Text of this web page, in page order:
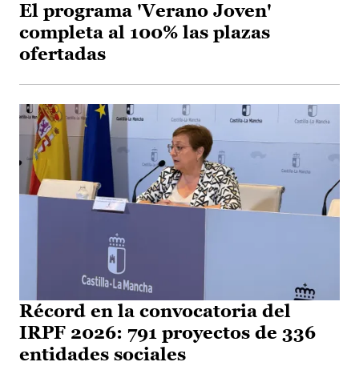
El programa 'Verano Joven'
completa al 100% las plazas
ofertadas
Récord en la convocatoria del
IRPF 2026: 791 proyectos de 336
entidades sociales